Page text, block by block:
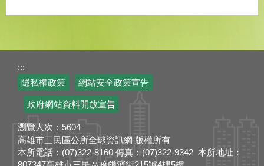
:::
隱私權政策
網站安全政策宣告
政府網站資料開放宣告
瀏覽人次： 5604
高雄市三民區公所全球資訊網 版權所有
本所電話：(07)322-8160 傳真：(07)322-9342 本所地址：